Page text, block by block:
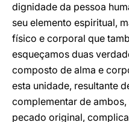
dignidade da pessoa
seu elemento espiritual,
físico e corporal que
esqueçamos duas
composto de alma e
esta unidade, resultante
complementar de
pecado original,